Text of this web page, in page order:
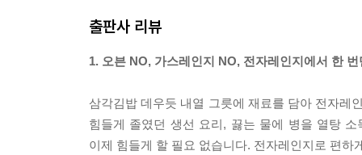
곡물_미소국
가공 식재료_순댓국
채소_얼갈이된장국
PART3. 6분 컷! 집밥 필수 밑반찬
출판사 리뷰
1. 오븐 NO, 가스레인지 NO, 전자레인지에서 한
삼각김밥 데우듯 내열 그릇에 재료를 담아 전자레
힘들게 졸였던 생선 요리, 끓는 물에 병을 열탕
이제 힘들게 할 필요 없습니다. 전자레인지로 편하